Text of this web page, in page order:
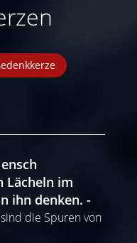
Lächeln im
ihn denken.
die Spuren von